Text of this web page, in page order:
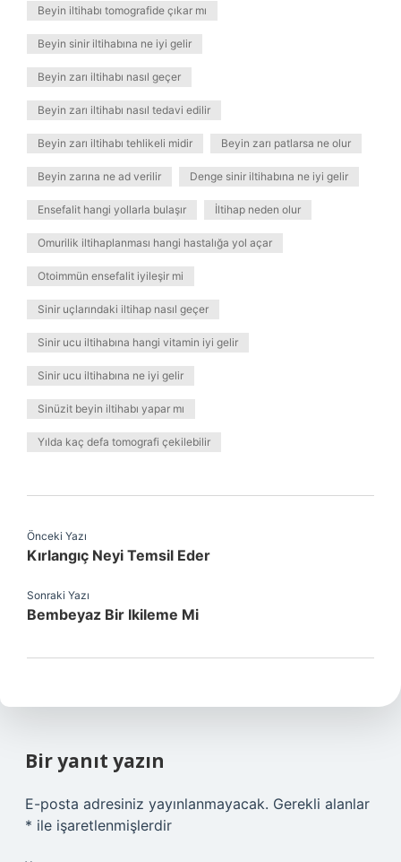
Beyin iltihabı tomografide çıkar mı
Beyin sinir iltihabına ne iyi gelir
Beyin zarı iltihabı nasıl geçer
Beyin zarı iltihabı nasıl tedavi edilir
Beyin zarı iltihabı tehlikeli midir Beyin zarı patlarsa ne olur
Beyin zarına ne ad verilir Denge sinir iltihabına ne iyi gelir
Ensefalit hangi yollarla bulaşır İltihap neden olur
Omurilik iltihaplanması hangi hastalığa yol açar
Otoimmün ensefalit iyileşir mi
Sinir uçlarındaki iltihap nasıl geçer
Sinir ucu iltihabına hangi vitamin iyi gelir
Sinir ucu iltihabına ne iyi gelir
Sinüzit beyin iltihabı yapar mı
Yılda kaç defa tomografi çekilebilir
Önceki Yazı
Kırlangıç Neyi Temsil Eder
Sonraki Yazı
Bembeyaz Bir Ikileme Mi
Bir yanıt yazın
E-posta adresiniz yayınlanmayacak. Gerekli alanlar
* ile işaretlenmişlerdir